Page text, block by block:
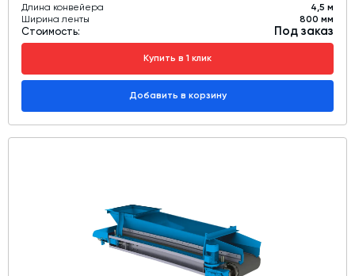
Длина конвейера
4,5 м
Ширина ленты
800 мм
Стоимость: Под заказ
Купить в 1 клик
Добавить в корзину